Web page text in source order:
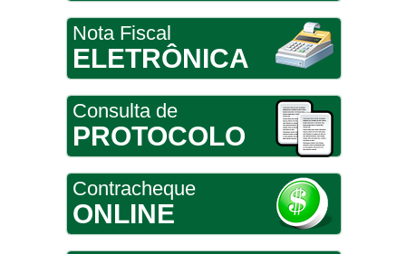
Nota Fiscal
ELETRÔNICA
Consulta de
PROTOCOLO
Contracheque
ONLINE